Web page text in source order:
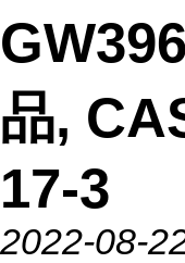
品,
17-3
2022-08-